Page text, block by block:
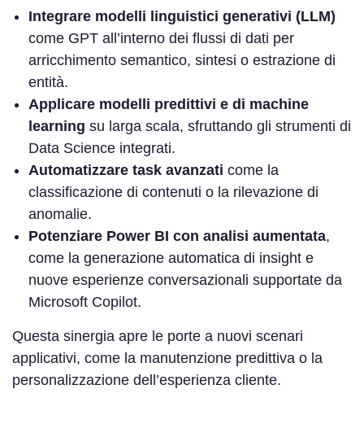
Integrare modelli linguistici generativi (LLM)
come GPT all’interno dei flussi di dati per
arricchimento semantico, sintesi o estrazione di
entità.
Applicare modelli predittivi e di machine
learning su larga scala, sfruttando gli strumenti di
Data Science integrati.
Automatizzare task avanzati come la
classificazione di contenuti o la rilevazione di
anomalie.
Potenziare Power BI con analisi aumentata,
come la generazione automatica di insight e
nuove esperienze conversazionali supportate da
Microsoft Copilot.
Questa sinergia apre le porte a nuovi scenari
applicativi, come la manutenzione predittiva o la
personalizzazione dell’esperienza cliente.